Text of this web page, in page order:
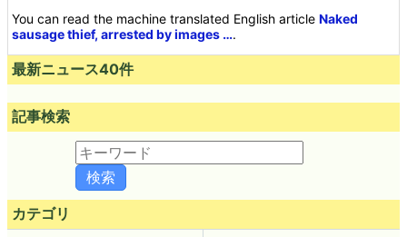
You can read the machine translated English articleNaked
sausage thief, arrested by images ….
最新ニュース40件
記事検索
カテゴリ